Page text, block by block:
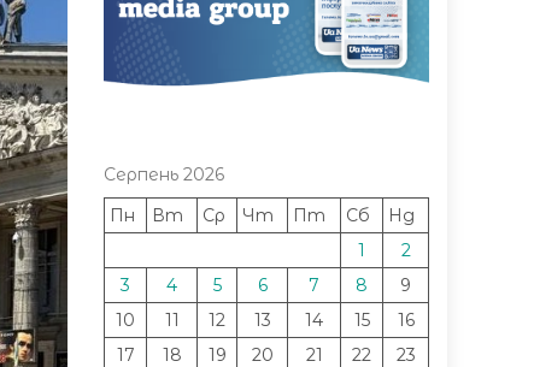
Серпень 2026
Пн
Вт Ср Чт Пт Сб
Нд
1
2
3
4 5 6 7 8
9
10
11 12 13 14 15
16
17
18 19 20 21 22
23